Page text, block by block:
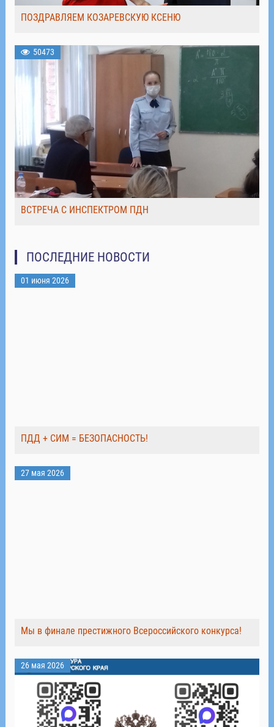
ПОЗДРАВЛЯЕМ КОЗАРЕВСКУЮ КСЕНЮ
50473
ВСТРЕЧА С ИНСПЕКТРОМ ПДН
ПОСЛЕДНИЕ НОВОСТИ
01 июня 2026
ПДД + СИМ = БЕЗОПАСНОСТЬ!
27 мая 2026
Мы в финале престижного Всероссийского конкурса!
26 мая 2026